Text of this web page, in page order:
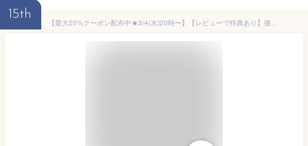
15th
【最大20%クーポン配布中★3/4(水)20時〜】【レビューで特典あり】後付けヘッドボード シングル 対応 幅98cm（ヘッドボード 後付け コンセント 付き ヘッドボードのみ 宮棚 枕元 収納 ベッドボード 収納棚 本棚 スリム ラック ベッドサイド ベッド 宮 追加 コンパクト 隙間